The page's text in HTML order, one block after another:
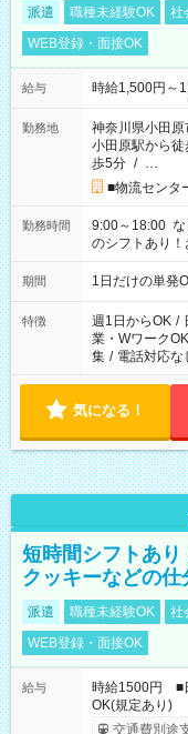
派遣 職種未経験OK 社
WEB登録・面接OK
給与 時給1,500円～
勤務地
神奈川県小田原
小田原駅から徒
歩5分 / …
■物流セン
勤務時間
9:00～18:00 など 他にも ▼10:00～19:00 ▼18:00～
のシフトあり！
期間 1日だけの単発
特徴 週1日からOK /
業・WワークOK
集 / 電話対応な
気になる！
短時間シフトあり
クッキーなどの仕
派遣 職種未経験OK 社
WEB登録・面接OK
給与
時給1500円 ■
OK(規定あり)
交通費別途